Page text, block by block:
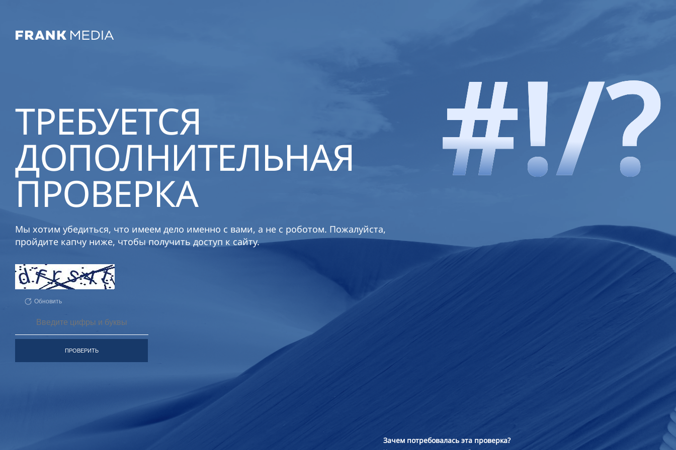
ТРЕБУЕТСЯ
ДОПОЛНИТЕЛЬНАЯ
ПРОВЕРКА
Мы хотим убедиться, что имеем дело именно с вами, а не с роботом. Пожалуйста,
пройдите капчу ниже, чтобы получить доступ к сайту.
Обновить
ПРОВЕРИТЬ
Зачем потребовалась эта проверка?